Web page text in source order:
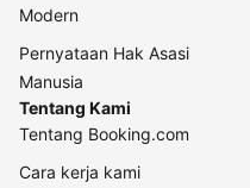
Modern
Pernyataan Hak Asasi
Manusia
Tentang Kami
Tentang Booking.com
Cara kerja kami